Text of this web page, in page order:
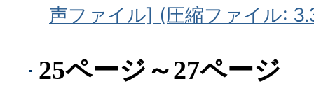
声ファイル] (圧縮ファイル:
25ページ～27ページ